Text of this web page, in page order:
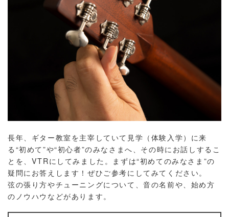
長年、ギター教室を主宰していて見学（体験入学）に来
る“初めて”や“初心者”のみなさまへ、その時にお話しするこ
とを、VTRにしてみました。まずは“初めてのみなさま”の
疑問にお答えします！ぜひご参考にしてみてください。
弦の張り方やチューニングについて、音の名前や、始め方
のノウハウなどがあります。